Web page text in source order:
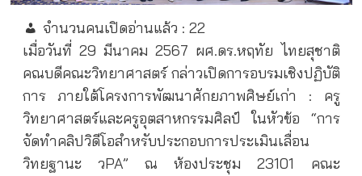
จำนวนคนเปิดอ่านแล้ว : 22
เมื่อวันที่ 29 มีนาคม 2567 ผศ.ดร.หฤทัย ไทยสุชาติ
คณบดีคณะวิทยาศาสตร์ กล่าวเปิดการอบรมเชิงปฏิบัติ
การ ภายใต้โครงการพัฒนาศักยภาพศิษย์เก่า : ครู
วิทยาศาสตร์และครูอุตสาหกรรมศิลป์ ในหัวข้อ “การ
จัดทำคลิปวิดีโอสำหรับประกอบการประเมินเลื่อน
วิทยฐานะ วPA” ณ ห้องประชุม 23101 คณะ